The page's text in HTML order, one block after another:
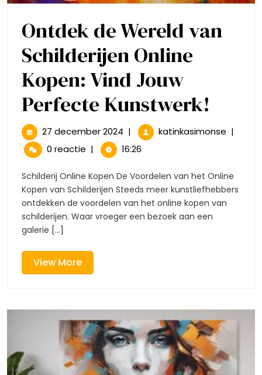
Ontdek de Wereld van
Schilderijen Online
Kopen: Vind Jouw
Perfecte Kunstwerk!
de
van
27 december 2024 27
december
2024
| katinkasimonse Ontdek
Online
Kopen:
|
0 reactie | 16:26
Schilderij Online Kopen De Voordelen van het Online
Kopen van Schilderijen Steeds meer kunstliefhebbers
ontdekken de voordelen van het online kopen van
schilderijen. Waar vroeger een bezoek aan een
galerie [...]
View MoreView
More